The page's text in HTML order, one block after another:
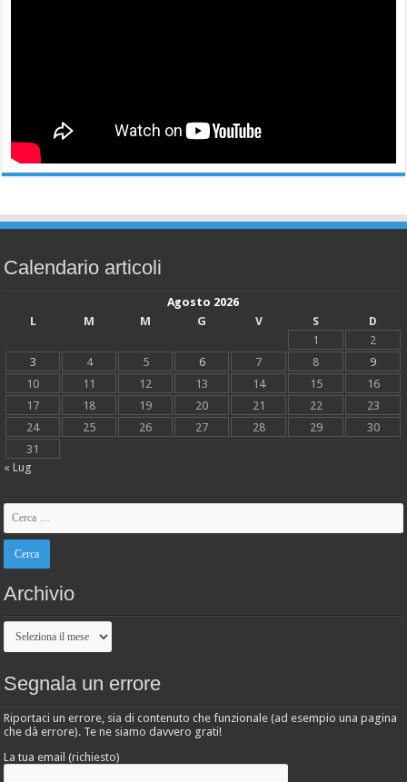
Calendario articoli
Agosto 2026
L
M M G V S
D
1
2
3
4 5 6 7 8
9
10
11 12 13 14 15
16
17
18 19 20 21 22
23
24
25 26 27 28 29
30
31
« Lug
Archivio
Archivio
Segnala un errore
Riportaci un errore, sia di contenuto che funzionale (ad esempio una pagina
che dà errore). Te ne siamo davvero grati!
La tua email (richiesto)